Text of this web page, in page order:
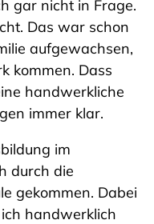
gar nicht in Frage.
Das war schon
aufgewachsen,
kommen. Dass
handwerkliche
immer klar.
im
durch die
gekommen. Dabei
handwerklich